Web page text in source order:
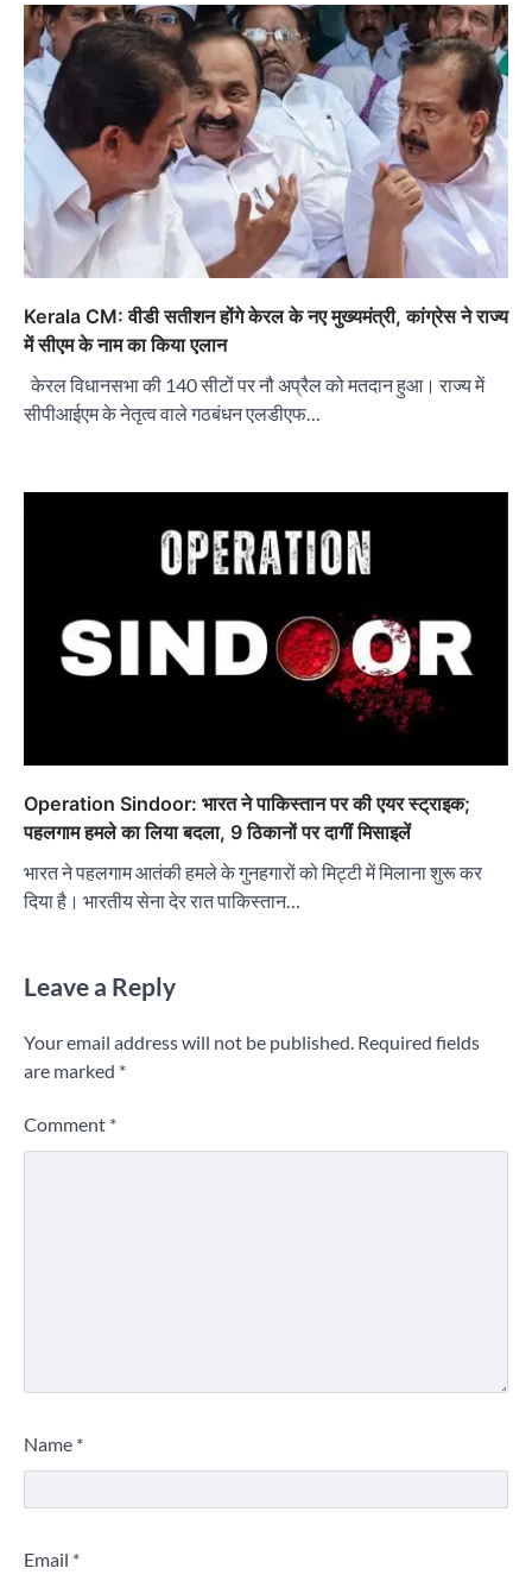
Kerala CM: वीडी सतीशन होंगे केरल के नए मुख्यमंत्री, कांग्रेस ने राज्य
में सीएम के नाम का किया एलान
केरल विधानसभा की 140 सीटों पर नौ अप्रैल को मतदान हुआ। राज्य में
सीपीआईएम के नेतृत्व वाले गठबंधन एलडीएफ…
Operation Sindoor: भारत ने पाकिस्तान पर की एयर स्ट्राइक;
पहलगाम हमले का लिया बदला, 9 ठिकानों पर दागीं मिसाइलें
भारत ने पहलगाम आतंकी हमले के गुनहगारों को मिट्टी में मिलाना शुरू कर
दिया है। भारतीय सेना देर रात पाकिस्तान…
Leave a Reply
Your email address will not be published. Required fields
are marked *
Comment *
Name *
Email *